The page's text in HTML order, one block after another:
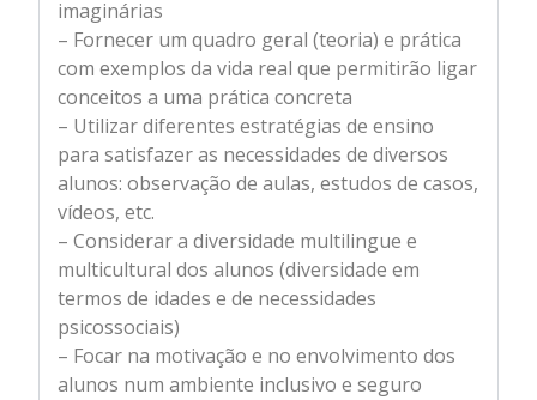
imaginárias
– Fornecer um quadro geral (teoria) e prática
com exemplos da vida real que permitirão ligar
conceitos a uma prática concreta
– Utilizar diferentes estratégias de ensino
para satisfazer as necessidades de diversos
alunos: observação de aulas, estudos de casos,
vídeos, etc.
– Considerar a diversidade multilingue e
multicultural dos alunos (diversidade em
termos de idades e de necessidades
psicossociais)
– Focar na motivação e no envolvimento dos
alunos num ambiente inclusivo e seguro